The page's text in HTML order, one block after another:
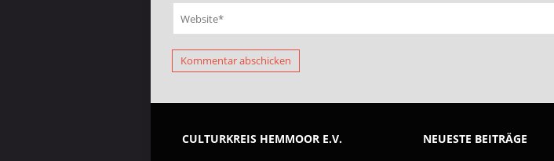
CULTURKREIS HEMMOOR E.V. NEUESTE BEITRÄGE